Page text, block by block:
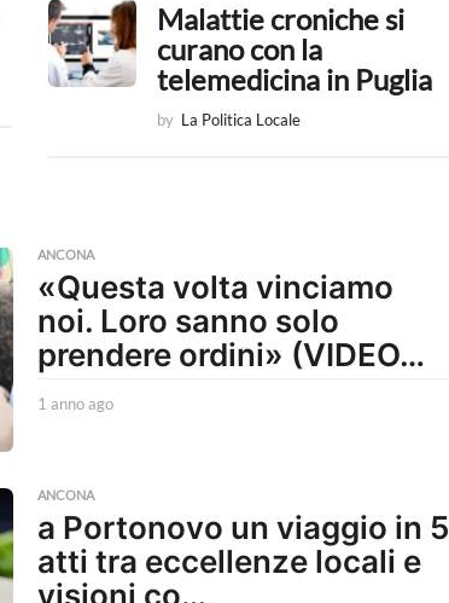
Malattie croniche si
curano con la
telemedicina in Puglia
by La Politica Locale
ANCONA
«Questa volta vinciamo
noi. Loro sanno solo
prendere ordini» (VIDEO…
1 anno ago1
a
g
o
ANCONA
a Portonovo un viaggio in 5
atti tra eccellenze locali e
visioni co…